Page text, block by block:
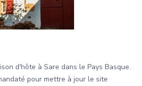
d'hôte à Sare dans le Pays Basque.
pour mettre à jour le site